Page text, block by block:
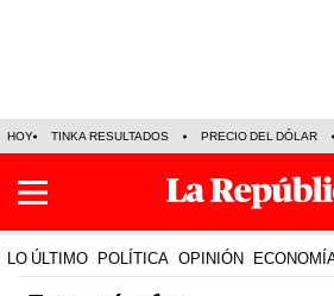
HOY TINKA RESULTADOS PRECIO DEL DÓLAR
LO ÚLTIMO POLÍTICA OPINIÓN